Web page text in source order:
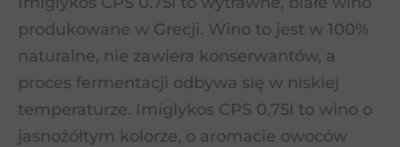
produkowane w Grecji. Wino to jest w 100%
naturalne, nie zawiera konserwantów, a
proces fermentacji odbywa się w niskiej
temperaturze. Imiglykos CPS 0.75l to wino o
jasnożółtym kolorze, o aromacie owoców